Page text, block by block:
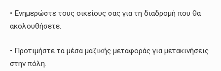
• Ενημερώστε τους οικείους σας για τη διαδρομή που θα
ακολουθήσετε.
• Προτιμήστε τα μέσα μαζικής μεταφοράς για μετακινήσεις
στην πόλη.